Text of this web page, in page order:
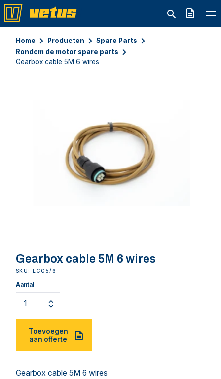
Offerte
Home Producten
Spare Parts
Rondom de motor spare parts
Gearbox cable 5M 6 wires
Gearbox cable 5M 6 wires
SKU: ECG5/6
Aantal
Toevoegen
aan offerte
Gearbox cable 5M 6 wires